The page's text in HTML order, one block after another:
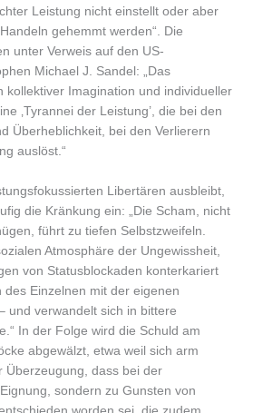
Leistung nicht einstellt oder aber
gehemmt werden“. Die
unter Verweis auf den US-
Michael J. Sandel: „Das
kollektiver Imagination und individueller
‚Tyrannei der Leistung’, die bei den
Überheblichkeit, bei den Verlierern
auslöst.“
Libertären ausbleibt,
die Kränkung ein: „Die Scham, nicht
führt zu tiefen Selbstzweifeln.
Atmosphäre der Ungewissheit,
von Statusblockaden konterkariert
Einzelnen mit der eigenen
und verwandelt sich in bittere
In der Folge wird die Schuld am
abgewälzt, etwa weil sich arm
Überzeugung, dass bei der
sondern zu Gunsten von
worden sei, die zudem